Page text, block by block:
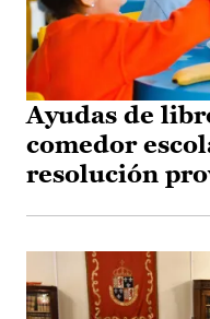
Ayudas de
comedor
resolución